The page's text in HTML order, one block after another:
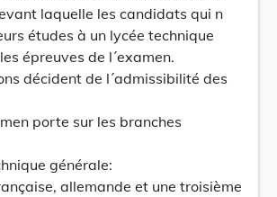
laquelle les candidats qui n
études à un lycée technique
épreuves de l´examen.
décident de l´admissibilité des
porte sur les branches
générale:
allemande et une troisième